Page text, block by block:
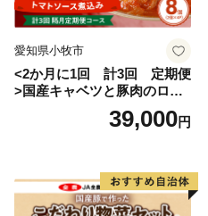
愛知県小牧市
<2か月に1回 計3回 定期便
>国産キャベツと豚肉のロー
ルキャベツ（4P入り）
39,000円